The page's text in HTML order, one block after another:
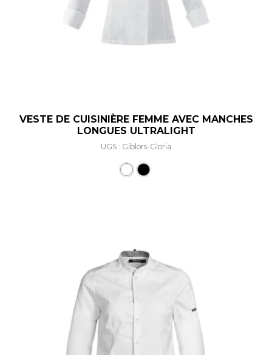
VESTE DE CUISINIÈRE FEMME AVEC MANCHES
LONGUES ULTRALIGHT
UGS : Giblors-Gloria